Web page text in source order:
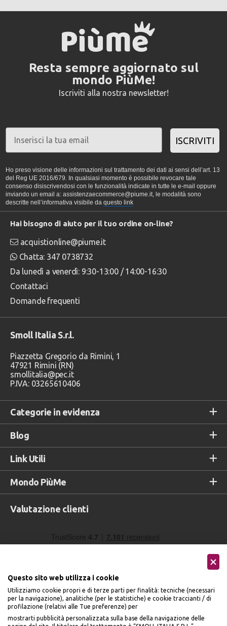
Resta sempre aggiornato sul
mondo PiùMe!
Iscriviti alla nostra newsletter!
ISCRIVITI
Ho preso visione delle informazioni sul trattamento dei dati ai sensi dell’art. 13
del Reg UE 2016/679. In qualsiasi momento è possibile revocare tale
consenso disiscrivendosi con le funzionalità indicate in tutte le e-mail oppure
inviando un email a: assistenzaecommerce@piume.it, le modalità sono
descritte nell’informativa visibile da questo link
Categorie in evidenza
Blog
Link Utili
Mondo PiùMe
Hai bisogno di aiuto per il tuo ordine on-line?
acquistionline@piume.it
Chatta: 347 0738732
Da lunedì a venerdì: 9:30-13:00 / 14:00-16:30
Contattaci
Domande frequenti
Smoll Italia S.r.l.
Piazzetta Gregorio da Rimini, 1
47921 Rimini (RN)
smollitalia@pec.it
P.IVA: 03265610406
Valutazione clienti
Seguici sui social
Questo sito web utilizza i cookie
Utilizziamo cookie propri e di terze parti per finalità: tecniche (necessari
per la navigazione), analitiche (per le statistiche) e cookie traccianti / di
profilazione (relativi alle Tue preferenze) per
mostrarti pubblicità personalizzata sulla base della navigazione delle